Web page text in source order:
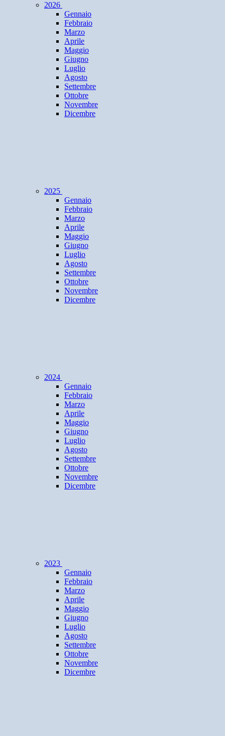
2026
Gennaio
Febbraio
Marzo
Aprile
Maggio
Giugno
Luglio
Agosto
Settembre
Ottobre
Novembre
Dicembre
2025
Gennaio
Febbraio
Marzo
Aprile
Maggio
Giugno
Luglio
Agosto
Settembre
Ottobre
Novembre
Dicembre
2024
Gennaio
Febbraio
Marzo
Aprile
Maggio
Giugno
Luglio
Agosto
Settembre
Ottobre
Novembre
Dicembre
2023
Gennaio
Febbraio
Marzo
Aprile
Maggio
Giugno
Luglio
Agosto
Settembre
Ottobre
Novembre
Dicembre